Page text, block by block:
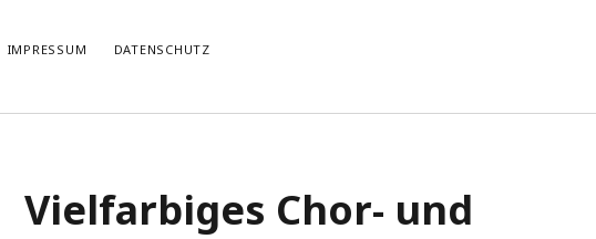
IMPRESSUM DATENSCHUTZ
zuRostropowitsch
im Musikverein?
DEI FUNK WuK(2)
Dresden(110)
Vielfarbiges Chor- und